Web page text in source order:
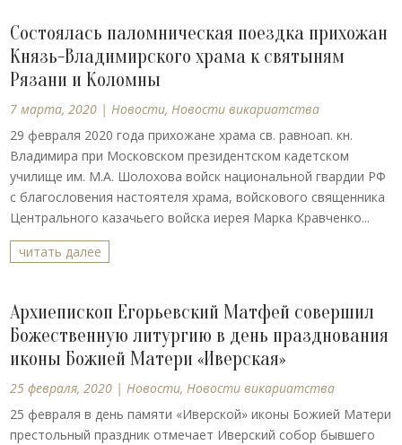
Состоялась паломническая поездка прихожан
Князь-Владимирского храма к святыням
Рязани и Коломны
7 марта, 2020 |Новости,Новости викариатства
29 февраля 2020 года прихожане храма св. равноап. кн.
Владимира при Московском президентском кадетском
училище им. М.А. Шолохова войск национальной гвардии РФ
с благословения настоятеля храма, войскового священника
Центрального казачьего войска иерея Марка Кравченко...
читать далее
Архиепископ Егорьевский Матфей совершил
Божественную литургию в день празднования
иконы Божией Матери «Иверская»
25 февраля, 2020 |Новости,Новости викариатства
25 февраля в день памяти «Иверской» иконы Божией Матери
престольный праздник отмечает Иверский собор бывшего